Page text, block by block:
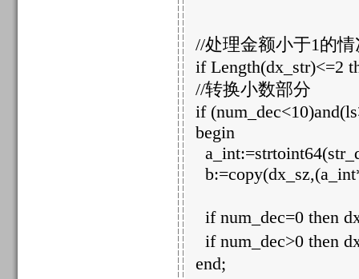
//处理金额小于1的情
if Length(dx_str)<=2
//转换小数部分
if
begin
if num_dec=0 then
if num_dec>0 then
end;